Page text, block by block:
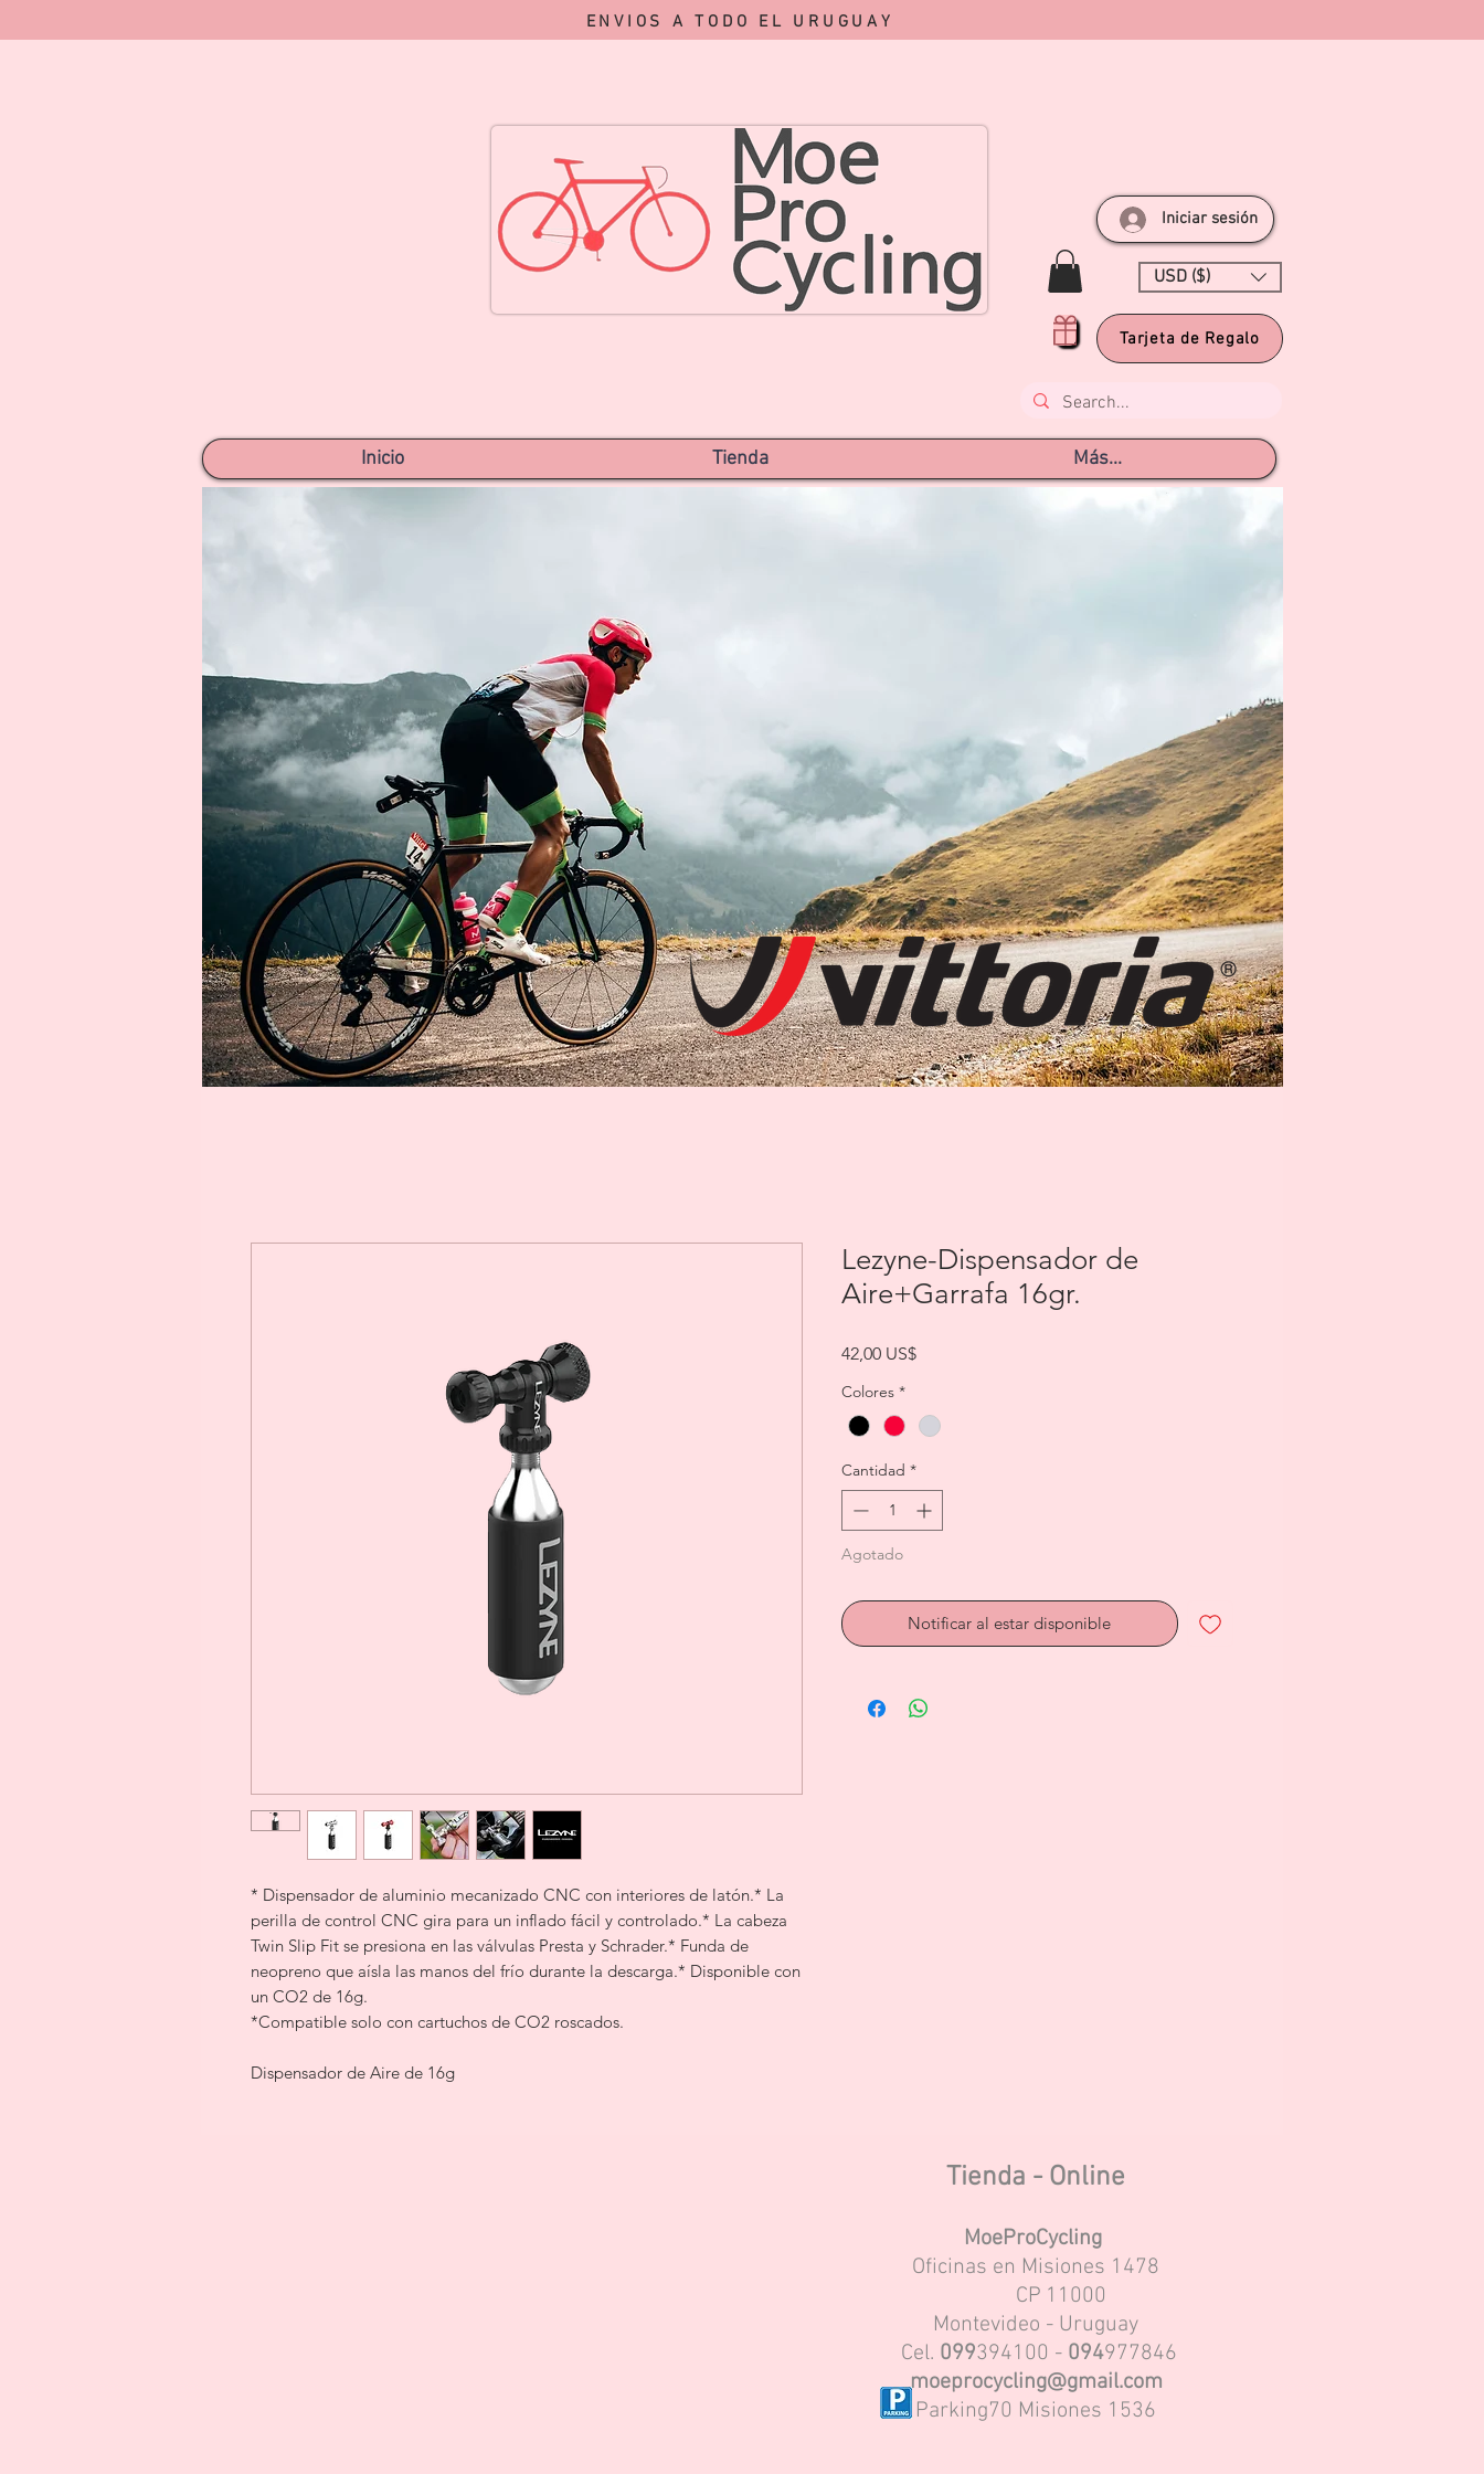
ENVIOS A TODO EL URUGUAY
Iniciar sesión
USD ($)
Tarjeta de Regalo
Inicio Tienda Más...
* Dispensador de aluminio mecanizado CNC con interiores de latón.* La
perilla de control CNC gira para un inflado fácil y controlado.* La cabeza
Twin Slip Fit se presiona en las válvulas Presta y Schrader.* Funda de
neopreno que aísla las manos del frío durante la descarga.* Disponible con
un CO2 de 16g.
*Compatible solo con cartuchos de CO2 roscados.
Dispensador de Aire de 16g
Lezyne-Dispensador de
Aire+Garrafa 16gr.
42,00 US$Precio
Colores *
Cantidad *
Agotado
Notificar al estar disponible
Tienda - Online
MoeProCycling
Oficinas en Misiones 1478
CP 11000
Montevideo - Uruguay
Cel. 099394100 - 094977846
moeprocycling@gmail.com
Parking70 Misiones 1536